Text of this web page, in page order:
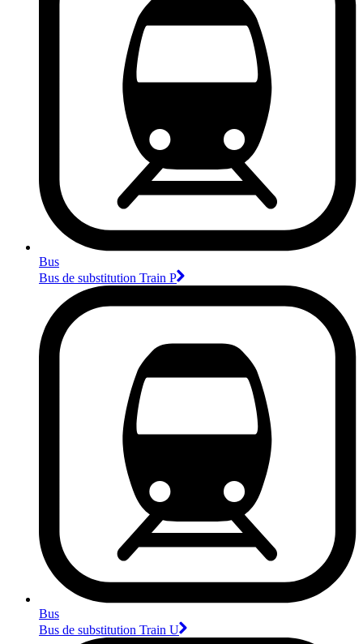
Bus
Bus de substitution Train P
Bus
Bus de substitution Train U